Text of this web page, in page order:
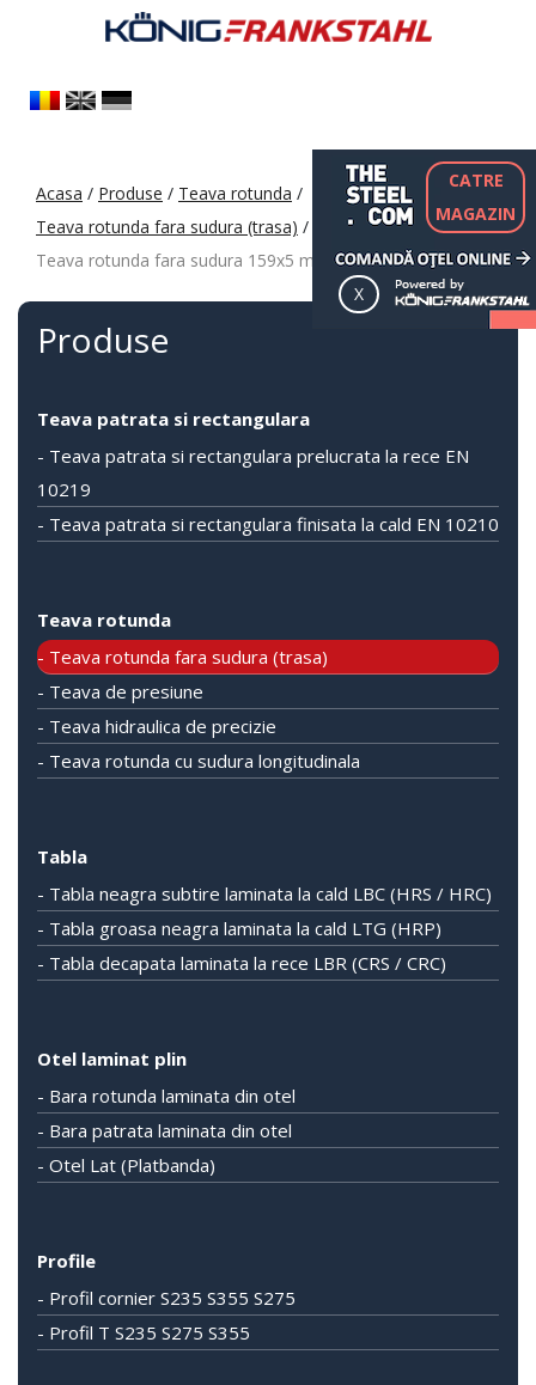
Acasa / Produse / Teava rotunda /
Teava rotunda fara sudura (trasa) /
Teava rotunda fara sudura 159x5 mm
Produse
Teava patrata si rectangulara
- Teava patrata si rectangulara prelucrata la rece EN
10219
- Teava patrata si rectangulara finisata la cald EN 10210
Teava rotunda
- Teava rotunda fara sudura (trasa)
- Teava de presiune
- Teava hidraulica de precizie
- Teava rotunda cu sudura longitudinala
Tabla
- Tabla neagra subtire laminata la cald LBC (HRS / HRC)
- Tabla groasa neagra laminata la cald LTG (HRP)
- Tabla decapata laminata la rece LBR (CRS / CRC)
Otel laminat plin
- Bara rotunda laminata din otel
- Bara patrata laminata din otel
- Otel Lat (Platbanda)
Profile
- Profil cornier S235 S355 S275
- Profil T S235 S275 S355
CATRE
MAGAZIN